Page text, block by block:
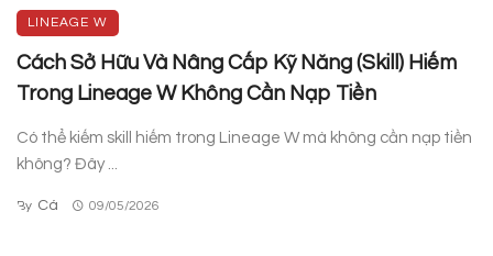
LINEAGE W
Cách Sở Hữu Và Nâng Cấp Kỹ Năng (Skill) Hiếm
Trong Lineage W Không Cần Nạp Tiền
Có thể kiếm skill hiếm trong Lineage W mà không cần nạp tiền
không? Đây ...
By Cá 09/05/2026